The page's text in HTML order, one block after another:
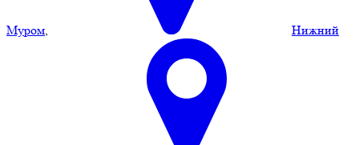
Муром, Нижний